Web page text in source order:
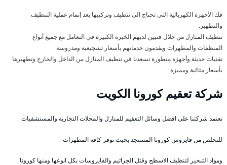
فك الأجهزة الكهربائية التي تحتاج الى تنظيف وتركيبها بعد إتمام عملية التنظيف
والتطهير.
تنظيف المنازل من خلال فنيين لديهم الخبرة الكبيرة في التعامل مع جميع أنواع
المنظفات والمطهرات ويقدمون خدماتهم بأسعار تشجيعية ومدروسة.
تقنيات حديثة وأجهزة متطورة تسعدنا في تنظيف المنازل من الداخل والخارج وتطهيرها
بأسعار مثالية ومميزة
شركة تعقيم كورونا الكويت
تعتمد شركتنا على افضل وسائل التعقيم للمنازل والمحلات التجارية والمستشفيات
للتخلص من فايروس كورونا المستجد بحيث نوفر كافة المطهرات
ومواد التبخير لتنظيف الاسطح وقتل الجراثيم والفايروسات بكل انوعها ومنها كورونا